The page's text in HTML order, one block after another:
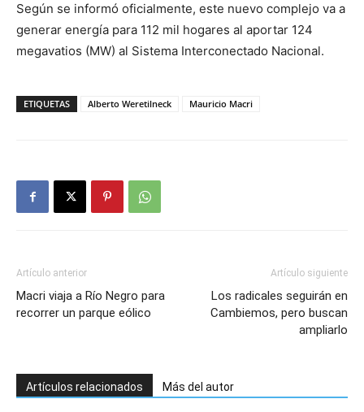
Según se informó oficialmente, este nuevo complejo va a
generar energía para 112 mil hogares al aportar 124
megavatios (MW) al Sistema Interconectado Nacional.
ETIQUETAS Alberto Weretilneck Mauricio Macri
Artículo anterior
Macri viaja a Río Negro para
recorrer un parque eólico
Artículo siguiente
Los radicales seguirán en
Cambiemos, pero buscan
ampliarlo
Artículos relacionados Más del autor